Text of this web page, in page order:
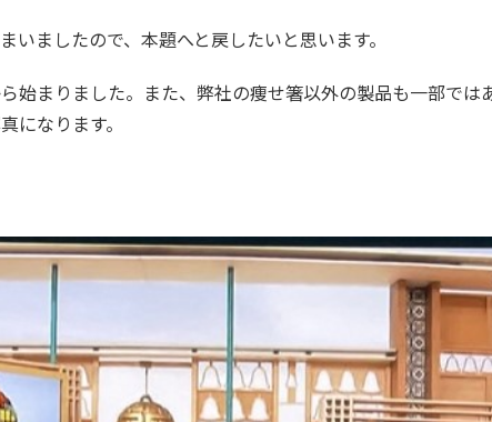
いましたので、本題へと戻したいと思います。
始まりました。また、弊社の痩せ箸以外の製品も一部では
になります。